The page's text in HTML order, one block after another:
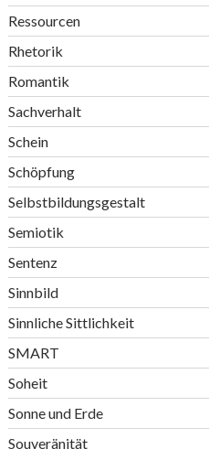
Ressourcen
Rhetorik
Romantik
Sachverhalt
Schein
Schöpfung
Selbstbildungsgestalt
Semiotik
Sentenz
Sinnbild
Sinnliche Sittlichkeit
SMART
Soheit
Sonne und Erde
Souveränität